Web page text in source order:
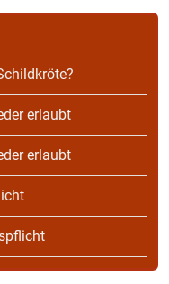
erlaubt
erlaubt